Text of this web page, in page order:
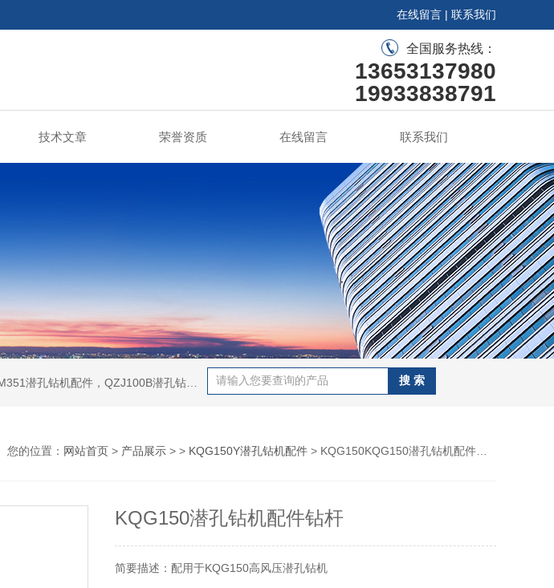
在线留言 | 联系我们
全国服务热线：
13653137980
19933838791
技术文章 荣誉资质 在线留言 联系我们
您的位置： 网站首页 > 产品展示 > > KQG150Y潜孔钻机配件 > KQG150KQG150潜孔钻机配件钻杆
KQG150潜孔钻机配件钻杆
简要描述：配用于KQG150高风压潜孔钻机